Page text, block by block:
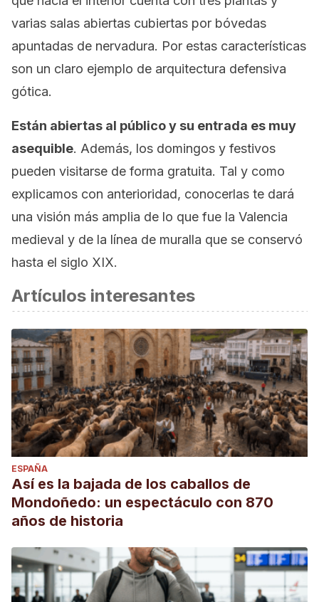
varias salas abiertas cubiertas por bóvedas
apuntadas de nervadura. Por estas características
son un claro ejemplo de arquitectura defensiva
gótica.
Están abiertas al público y su entrada es muy
asequible. Además, los domingos y festivos
pueden visitarse de forma gratuita. Tal y como
explicamos con anterioridad, conocerlas te dará
una visión más amplia de lo que fue la Valencia
medieval y de la línea de muralla que se conservó
hasta el siglo XIX.
Artículos interesantes
ESPAÑA
Así es la bajada de los caballos de
Mondoñedo: un espectáculo con 870
años de historia